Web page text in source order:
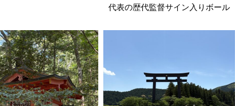
代表の歴代監督サイン入りボール